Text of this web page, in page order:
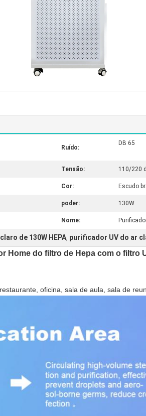
Ruído:
DB 65
Tensão: 110/220
Cor: Escudo
poder: 130W
Nome:
de 130W HEPA, purificador UV do ar
Home do filtro de Hepa com o filtro
oficina, sala de aula, sala de